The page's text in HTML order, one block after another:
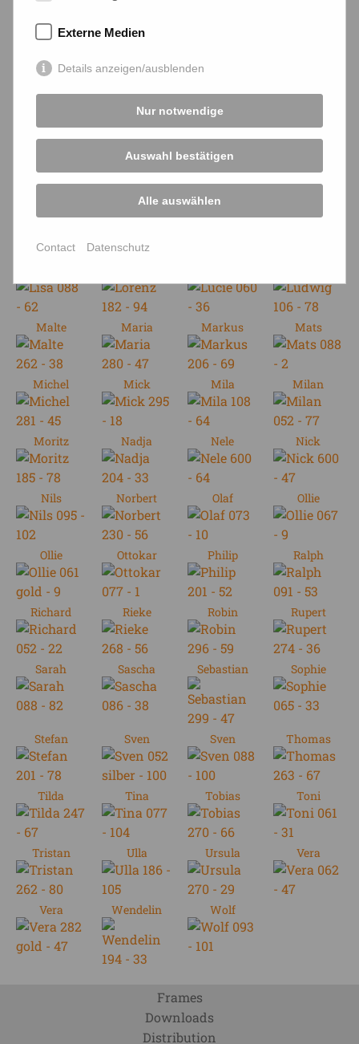
Henriette Herbert
Jonas Josef Karla Kaspar
Leo Leopold
Malte Maria Markus Mats
Michel Mick Mila Milan
Moritz Nadja Nele Nick
Nils Norbert Olaf Ollie
Ollie Ottokar Philip Ralph
Richard Rieke Robin Rupert
Sarah Sascha Sebastian Sophie
Stefan Sven Sven Thomas
Tilda Tina Tobias Toni
Tristan Ulla Ursula Vera
Vera Wendelin Wolf
Frames
Downloads
Distribution
Externe Medien
Details anzeigen/ausblenden
Nur notwendige
Auswahl bestätigen
Alle auswählen
Contact Datenschutz